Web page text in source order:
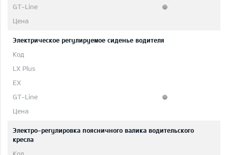
Электрическое регулируемое сиденье водителя
Электро-регулировка поясничного валика водительского
кресла